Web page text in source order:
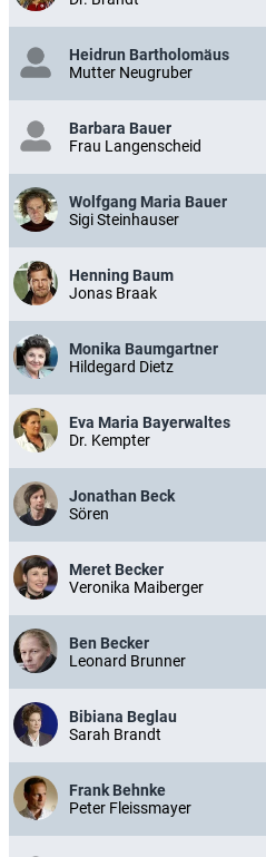
Heidrun Bartholomäus
Mutter Neugruber
Barbara Bauer
Frau Langenscheid
Wolfgang Maria Bauer
Sigi Steinhauser
Henning Baum
Jonas Braak
Monika Baumgartner
Hildegard Dietz
Eva Maria Bayerwaltes
Dr. Kempter
Jonathan Beck
Sören
Meret Becker
Veronika Maiberger
Ben Becker
Leonard Brunner
Bibiana Beglau
Sarah Brandt
Frank Behnke
Peter Fleissmayer